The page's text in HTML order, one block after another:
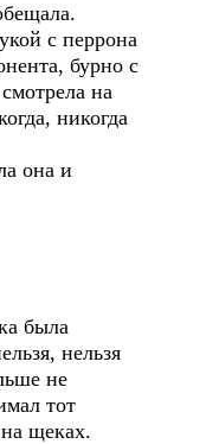
с перрона
бурно с
на
никогда
она и
была
нельзя
не
тот
щеках.